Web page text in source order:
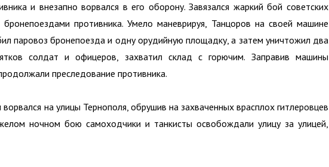
и внезапно ворвался в его оборону. Завязался жаркий бой советских
противника. Умело маневрируя, Танцоров на своей машине
паровоз бронепоезда и одну орудийную площадку, а затем уничтожил два
солдат и офицеров, захватил склад с горючим. Заправив машины
преследование противника.
на улицы Тернополя, обрушив на захваченных врасплох гитлеровцев
ночном бою самоходчики и танкисты освобождали улицу за улицей,